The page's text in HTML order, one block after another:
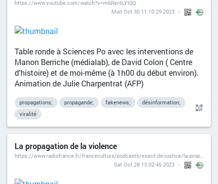
https://www.youtube.com/watch?v=m6Rer6LYt0Q
Mon Oct 30 11:10:29 2023
Table ronde à Sciences Po avec les interventions de
Manon Berriche (médialab), de David Colon ( Centre
d'histoire) et de moi-même (à 1h00 du début environ).
Animation de Julie Charpentrat (AFP)
propagations; propagande; fakenews;
désinformation;
viralité
La propagation de la violence
https://www.radiofrance.fr/franceculture/podcasts/esprit-de-justice/la-propagation-de-la-violence-8084385
Sat Oct 28 13:02:45 2023